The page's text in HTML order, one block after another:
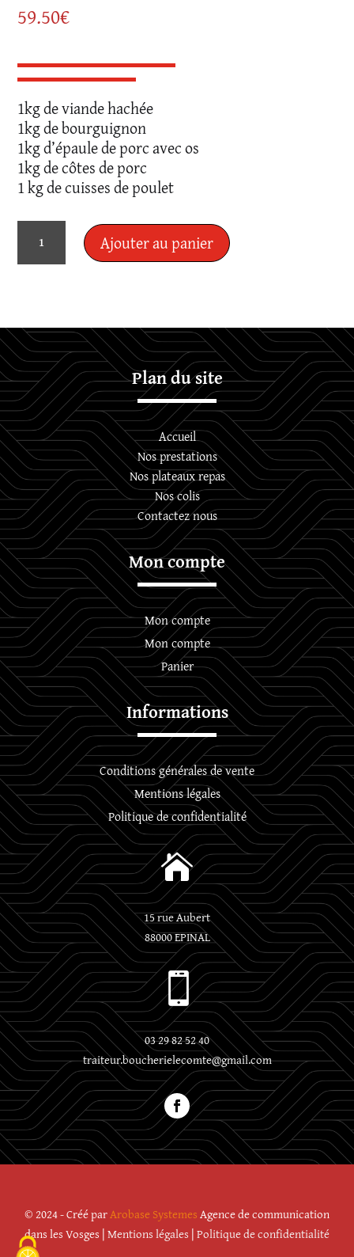
59.50€
1kg de viande hachée
1kg de bourguignon
1kg d’épaule de porc avec os
1kg de côtes de porc
1 kg de cuisses de poulet
Colis
Ajouter au panier
Plan du site
Accueil
Nos prestations
Nos plateaux repas
Nos colis
Contactez nous
Mon compte
Mon compte
Mon compte
Panier
Informations
Conditions générales de vente
Mentions légales
Politique de confidentialité

15 rue Aubert
88000 EPINAL

03 29 82 52 40
traiteur.boucherielecomte@gmail.com
© 2024 - Créé parArobase SystemesAgence de communication
dans les Vosges |Mentions légales |Politique de confidentialité